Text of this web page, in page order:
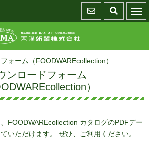
ォーム（FOODWAREcollection）
ンロードフォーム
）
FOODWAREcollection カタログのPDFデー
いただけます。 ぜひ、ご利用ください。